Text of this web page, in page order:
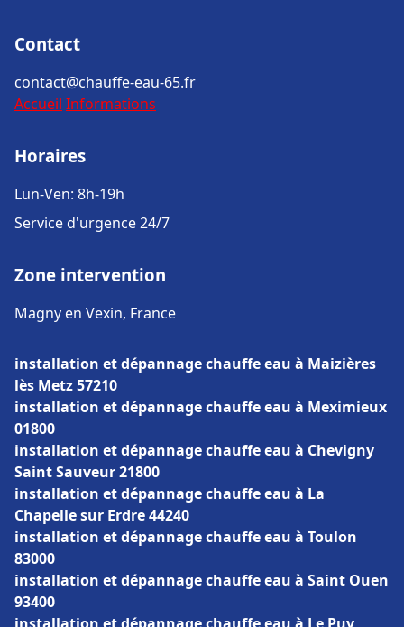
Contact
contact@chauffe-eau-65.fr
Accueil Informations
Horaires
Lun-Ven: 8h-19h
Service d'urgence 24/7
Zone intervention
Magny en Vexin, France
installation et dépannage chauffe eau à Maizières
lès Metz 57210
installation et dépannage chauffe eau à Meximieux
01800
installation et dépannage chauffe eau à Chevigny
Saint Sauveur 21800
installation et dépannage chauffe eau à La
Chapelle sur Erdre 44240
installation et dépannage chauffe eau à Toulon
83000
installation et dépannage chauffe eau à Saint Ouen
93400